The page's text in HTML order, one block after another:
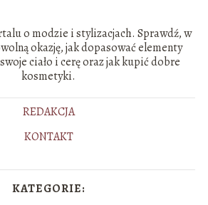
o modzie i stylizacjach. Sprawdź, w
okazję, jak dopasować elementy
ciało i cerę oraz jak kupić dobre
kosmetyki.
REDAKCJA
KONTAKT
KATEGORIE: